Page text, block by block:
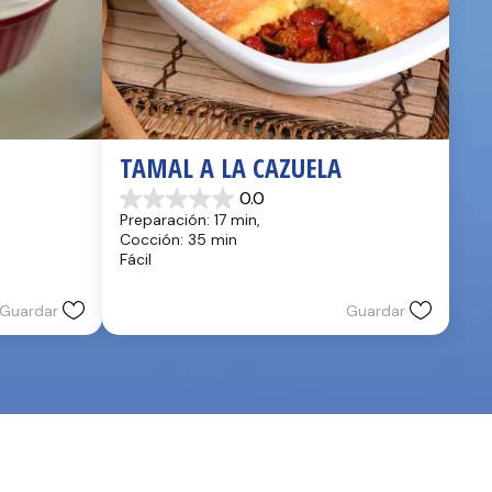
Guardar
TAMAL A LA CAZUELA
0.0
0.0
de
5
estrellas.
Preparación: 17 min,
Cocción: 35 min
Fácil
Guardar